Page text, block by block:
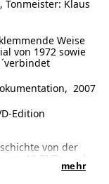
Tonmeister: Klaus
Weise
von 1972 sowie
2007
Edition
von der
12 DVDs und
mehr